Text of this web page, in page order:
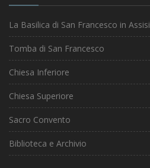
La Basilica di San Francesco in Assisi
Tomba di San Francesco
Chiesa Inferiore
Chiesa Superiore
Sacro Convento
Biblioteca e Archivio